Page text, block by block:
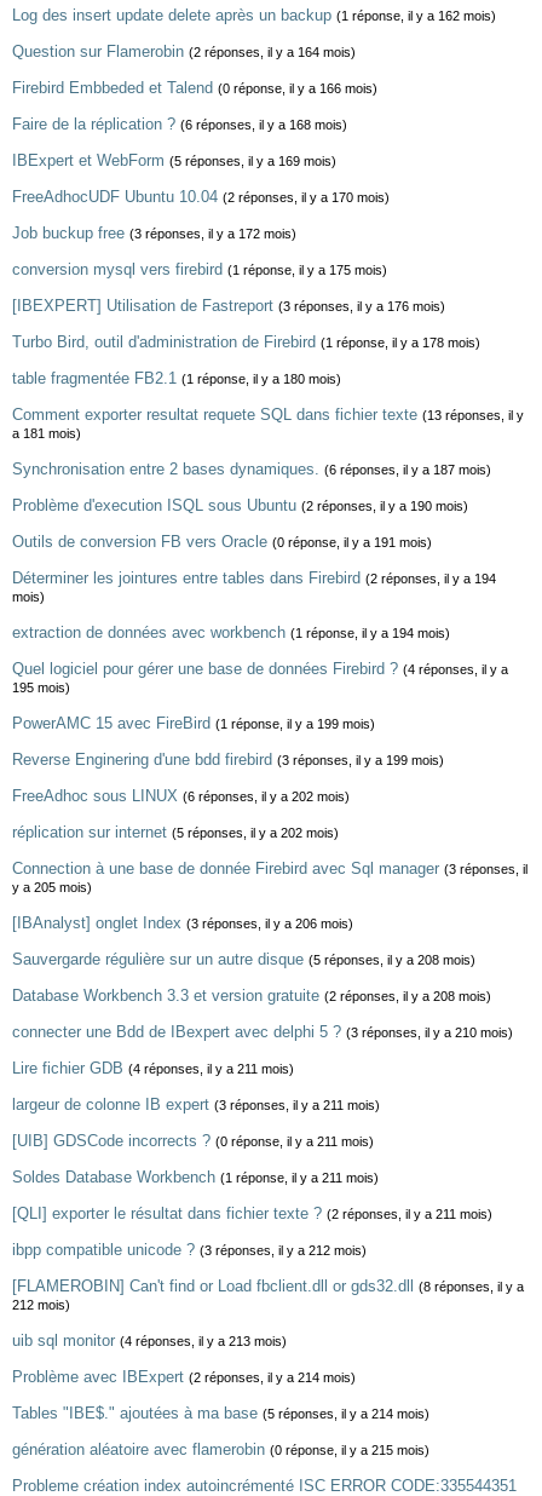
Log des insert update delete après un backup (1 réponse, il y a 162 mois)
Question sur Flamerobin (2 réponses, il y a 164 mois)
Firebird Embbeded et Talend (0 réponse, il y a 166 mois)
Faire de la réplication ? (6 réponses, il y a 168 mois)
IBExpert et WebForm (5 réponses, il y a 169 mois)
FreeAdhocUDF Ubuntu 10.04 (2 réponses, il y a 170 mois)
Job buckup free (3 réponses, il y a 172 mois)
conversion mysql vers firebird (1 réponse, il y a 175 mois)
[IBEXPERT] Utilisation de Fastreport (3 réponses, il y a 176 mois)
Turbo Bird, outil d'administration de Firebird (1 réponse, il y a 178 mois)
table fragmentée FB2.1 (1 réponse, il y a 180 mois)
Comment exporter resultat requete SQL dans fichier texte (13 réponses, il y
a 181 mois)
Synchronisation entre 2 bases dynamiques. (6 réponses, il y a 187 mois)
Problème d'execution ISQL sous Ubuntu (2 réponses, il y a 190 mois)
Outils de conversion FB vers Oracle (0 réponse, il y a 191 mois)
Déterminer les jointures entre tables dans Firebird (2 réponses, il y a 194
mois)
extraction de données avec workbench (1 réponse, il y a 194 mois)
Quel logiciel pour gérer une base de données Firebird ? (4 réponses, il y a
195 mois)
PowerAMC 15 avec FireBird (1 réponse, il y a 199 mois)
Reverse Enginering d'une bdd firebird (3 réponses, il y a 199 mois)
FreeAdhoc sous LINUX (6 réponses, il y a 202 mois)
réplication sur internet (5 réponses, il y a 202 mois)
Connection à une base de donnée Firebird avec Sql manager (3 réponses, il
y a 205 mois)
[IBAnalyst] onglet Index (3 réponses, il y a 206 mois)
Sauvergarde régulière sur un autre disque (5 réponses, il y a 208 mois)
Database Workbench 3.3 et version gratuite (2 réponses, il y a 208 mois)
connecter une Bdd de IBexpert avec delphi 5 ? (3 réponses, il y a 210 mois)
Lire fichier GDB (4 réponses, il y a 211 mois)
largeur de colonne IB expert (3 réponses, il y a 211 mois)
[UIB] GDSCode incorrects ? (0 réponse, il y a 211 mois)
Soldes Database Workbench (1 réponse, il y a 211 mois)
[QLI] exporter le résultat dans fichier texte ? (2 réponses, il y a 211 mois)
ibpp compatible unicode ? (3 réponses, il y a 212 mois)
[FLAMEROBIN] Can't find or Load fbclient.dll or gds32.dll
(8 réponses, il y a
212 mois)
uib sql monitor (4 réponses, il y a 213 mois)
Problème avec IBExpert (2 réponses, il y a 214 mois)
Tables "IBE$." ajoutées à ma base (5 réponses, il y a 214 mois)
génération aléatoire avec flamerobin (0 réponse, il y a 215 mois)
Probleme création index autoincrémenté ISC ERROR CODE:335544351